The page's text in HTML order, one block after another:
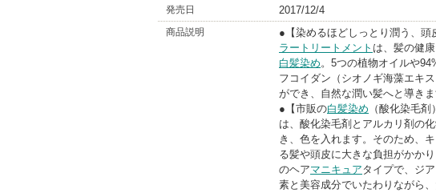
発売日 2017/12/4
商品説明 ●【染めるほどしっとり潤う、頭
ラートリートメント は、髪の健
白髪染め。5つの植物オイルや
フコイダン（シオノギ海藻エキス
ができ、自然な潤い髪へと導き
●【市販の白髪染め （酸化染毛
は、酸化染毛剤とアルカリ剤の
き、色を入れます。そのため、
る髪や頭皮に大きな負担がかか
のヘアマニキュアタイプで、ジ
素と美容成分でいたわりながら